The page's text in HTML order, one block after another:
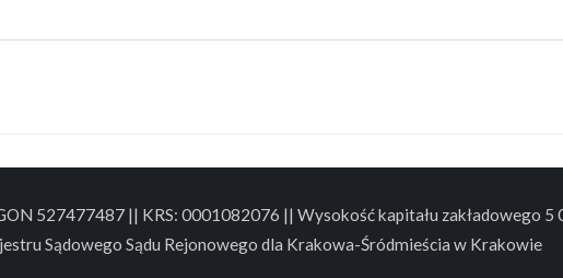
527477487 || KRS: 0001082076 || Wysokość kapitału zakładowego 5
Sądowego Sądu Rejonowego dla Krakowa-Śródmieścia w Krakowie